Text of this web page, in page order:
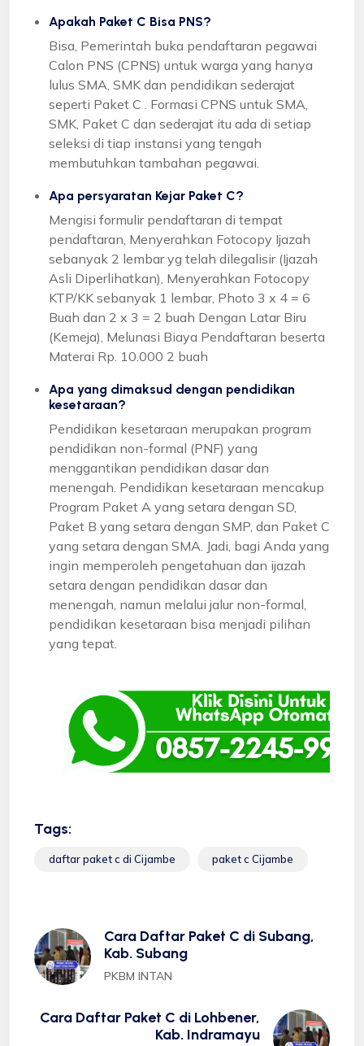
Apakah Paket C Bisa PNS?
Bisa, Pemerintah buka pendaftaran pegawai
Calon PNS (CPNS) untuk warga yang hanya
lulus SMA, SMK dan pendidikan sederajat
seperti Paket C . Formasi CPNS untuk SMA,
SMK, Paket C dan sederajat itu ada di setiap
seleksi di tiap instansi yang tengah
membutuhkan tambahan pegawai.
Apa persyaratan Kejar Paket C?
Mengisi formulir pendaftaran di tempat
pendaftaran, Menyerahkan Fotocopy Ijazah
sebanyak 2 lembar yg telah dilegalisir (Ijazah
Asli Diperlihatkan), Menyerahkan Fotocopy
KTP/KK sebanyak 1 lembar, Photo 3 x 4 = 6
Buah dan 2 x 3 = 2 buah Dengan Latar Biru
(Kemeja), Melunasi Biaya Pendaftaran beserta
Materai Rp. 10.000 2 buah
Apa yang dimaksud dengan pendidikan
kesetaraan?
Pendidikan kesetaraan merupakan program
pendidikan non-formal (PNF) yang
menggantikan pendidikan dasar dan
menengah. Pendidikan kesetaraan mencakup
Program Paket A yang setara dengan SD,
Paket B yang setara dengan SMP, dan Paket C
yang setara dengan SMA. Jadi, bagi Anda yang
ingin memperoleh pengetahuan dan ijazah
setara dengan pendidikan dasar dan
menengah, namun melalui jalur non-formal,
pendidikan kesetaraan bisa menjadi pilihan
yang tepat.
Tags:
daftar paket c di Cijambe paket c Cijambe
Cara Daftar Paket C di Subang,
Kab. Subang
PKBM INTAN
Cara Daftar Paket C di Lohbener,
Kab. Indramayu